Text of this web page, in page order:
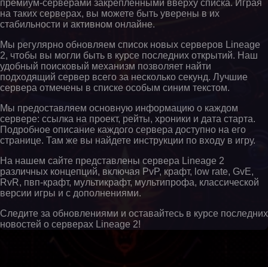
премиум-серверами закрепленными вверху списка. Играя
на таких серверах, вы можете быть уверены в их
стабильности и активном онлайне.
Мы регулярно обновляем список новых серверов Lineage
2, чтобы вы могли быть в курсе последних открытий. Наш
удобный поисковый механизм позволяет найти
подходящий сервер всего за несколько секунд. Лучшие
сервера отмечены в списке особым синим текстом.
Мы предоставляем основную информацию о каждом
сервере: ссылка на проект, рейты, хроники и дата старта.
Подробное описание каждого сервера доступно на его
странице. Там же вы найдете инструкции по входу в игру.
На нашем сайте представлены сервера Lineage 2
различных концепций, включая PvP, крафт, low rate, GvE,
RvR, пвп-крафт, мультикрафт, мультипрофа, классической
версии игры и с дополнениями.
Следите за обновлениями и оставайтесь в курсе последних
новостей о серверах Lineage 2!